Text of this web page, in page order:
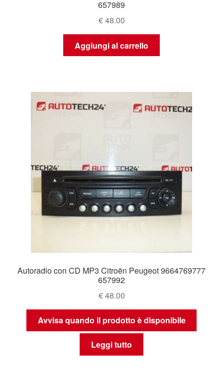
657989
€48.00
Aggiungi al carrello
Autoradio con CD MP3 Citroën Peugeot 9664769777
657992
€48.00
Avvisa quando il prodotto è disponibile
Leggi tutto